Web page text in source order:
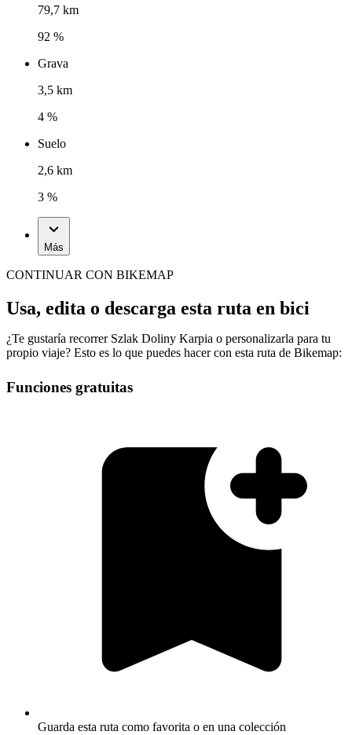
79,7 km
92 %
Grava
3,5 km
4 %
Suelo
2,6 km
3 %
Más
CONTINUAR CON BIKEMAP
Usa, edita o descarga esta ruta en bici
¿Te gustaría recorrer Szlak Doliny Karpia o personalizarla para tu
propio viaje? Esto es lo que puedes hacer con esta ruta de Bikemap:
Funciones gratuitas
Guarda esta ruta como favorita o en una colección